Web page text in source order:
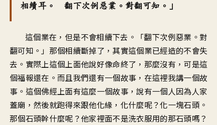
相續耳。 翻下次例惡業。對翻可知。」
這個業在，但是不會相續下去。「翻下次例惡業。對
翻可知。」那個相續斷掉了，其實這個業已經造的不會失
去。實際上這個上面他說好像命終了，那麼沒有，可是這
個福報還在。而且我們還有一個故事，在這裡我講一個故
事。這個佛經上面有這麼一個故事，說有一個人因為人家
蓋廟，然後就跑得來跟他化緣，化什麼呢？化一塊石頭。
那個石頭幹什麼呢？他家裡面不是洗衣服用的那石頭嗎？